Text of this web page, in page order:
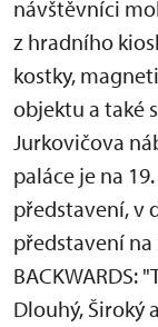
návštěvníci
z hradního
kostky,
objektu a také
Jurkovičova
paláce je na
představení, v
představení
BACKWARDS:
Dlouhý, Široký